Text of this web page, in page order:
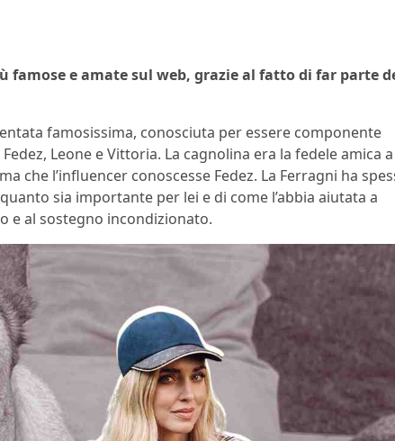
famose e amate sul web, grazie al fatto di far parte
famosissima, conosciuta per essere componente
Leone e Vittoria. La cagnolina era la fedele amica a
che l’influencer conoscesse Fedez. La Ferragni ha
sia importante per lei e di come l’abbia aiutata a
e al sostegno incondizionato.